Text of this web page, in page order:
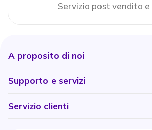
Servizio post vendita e
A proposito di noi
Supporto e servizi
Servizio clienti